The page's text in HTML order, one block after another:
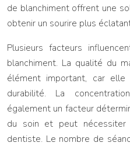
de blanchiment offrent une
obtenir un sourire plus
Plusieurs facteurs
blanchiment. La qualité du
élément important, car
durabilité. La
également un facteur
du soin et peut
dentiste. Le nombre de